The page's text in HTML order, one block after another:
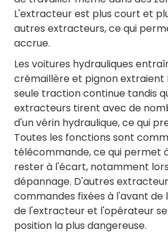
L'extracteur est plus court et
autres extracteurs, ce qui
accrue.
Les voitures hydrauliques
crémaillère et pignon extraient
seule traction continue tandis
extracteurs tirent avec de
d'un vérin hydraulique, ce qui
Toutes les fonctions sont
télécommande, ce qui permet
rester à l'écart, notamment
dépannage. D'autres
commandes fixées à l'avant
de l'extracteur et l'opérateur
position la plus dangereuse.